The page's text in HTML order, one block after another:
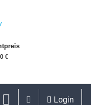
€
Login